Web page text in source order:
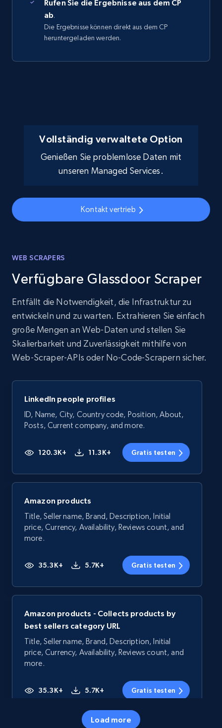
Rufen Sie die Ergebnisse aus dem CP
ab.
Die Ergebnisse können direkt aus dem CP
heruntergeladen werden.
Vollständig verwaltete Option
Genießen Sie problemlose Daten mit
unseren Managed Services.
Kontakt vertrieb
WEB SCRAPERS
Verfügbare Glassdoor Scraper
Entfällt die Notwendigkeit, die Infrastruktur zu
entwickeln und zu warten. Extrahieren Sie einfach
große Mengen an Web-Daten und stellen Sie
Skalierbarkeit und Zuverlässigkeit mithilfe von
Web-Scraper-APIs oder No-Code-Scrapern sicher.
LinkedIn people profiles
ID, Name, City, Country code, Position, About,
Posts, Current company, and more.
120.3K+ 11.3K+ Gratis testen
Amazon products
Title, Seller name, Brand, Description, Initial
price, Currency, Availability, Reviews count, and
more.
35.3K+ 5.7K+ Gratis testen
Amazon products - Collects products by
best sellers category URL
Title, Seller name, Brand, Description, Initial
price, Currency, Availability, Reviews count, and
more.
35.3K+ 5.7K+ Gratis testen
Load more